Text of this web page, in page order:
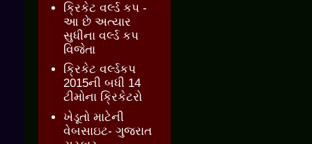
ક્રિકેટ વર્લ્ડ કપ -
આ છે અત્યાર
સુધીના વર્લ્ડ કપ
વિજેતા
ક્રિકેટ વર્લ્ડકપ
2015ની બધી 14
ટીમોના ક્રિકેટરો
ખેડૂતો માટેની
વેબસાઇટ- ગુજરાત